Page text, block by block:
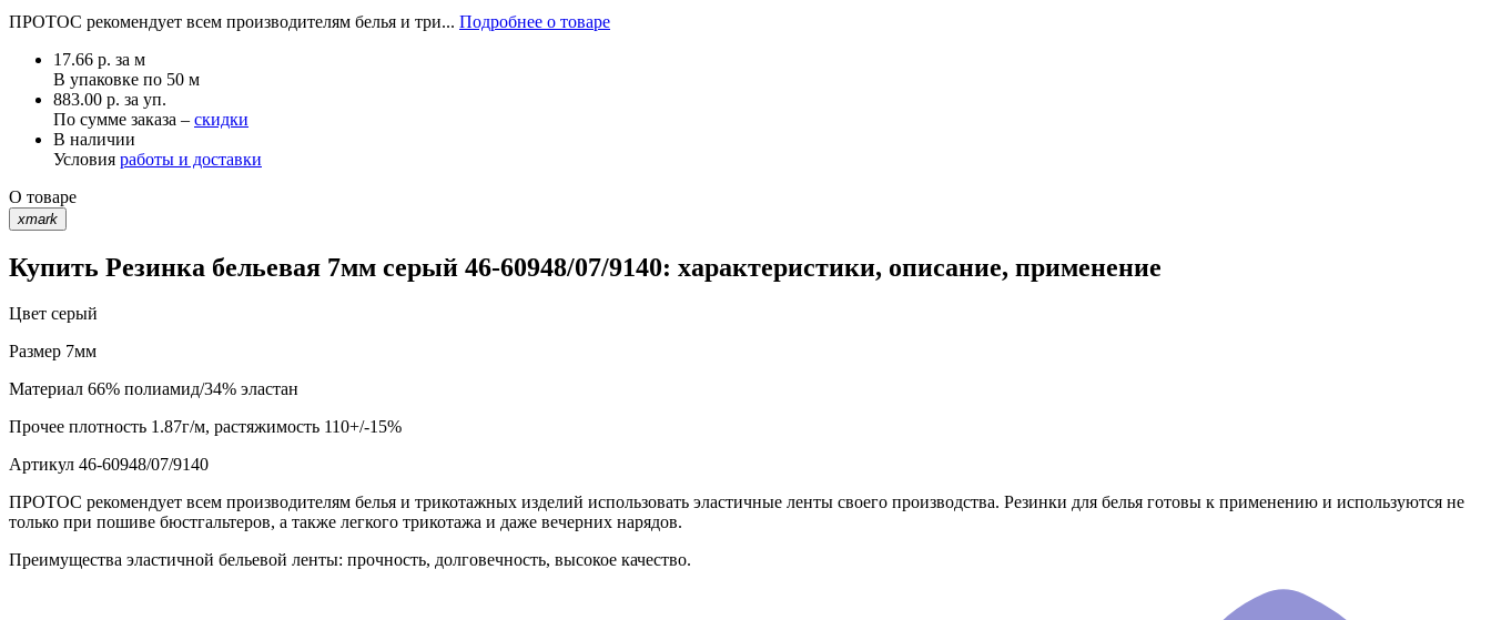
ПРОТОС рекомендует всем производителям белья и три... Подробнее о товаре
17.66 р. за м
В упаковке по 50 м
883.00 р. за уп.
По сумме заказа – скидки
В наличии
Условия работы и доставки
О товаре
xmark
Купить Резинка бельевая 7мм серый 46-60948/07/9140: характеристики, описание, применение
Цвет серый
Размер 7мм
Материал 66% полиамид/34% эластан
Прочее плотность 1.87г/м, растяжимость 110+/-15%
Артикул 46-60948/07/9140
ПРОТОС рекомендует всем производителям белья и трикотажных изделий использовать эластичные ленты своего производства. Резинки для белья готовы к применению и используются не
только при пошиве бюстгальтеров, а также легкого трикотажа и даже вечерних нарядов.
Преимущества эластичной бельевой ленты: прочность, долговечность, высокое качество.